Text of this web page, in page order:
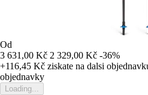
Od
3 631,00 Kč 2 329,00 Kč -36%
+116,45 Kč ziskate na dalsi
objednavky
Loading...